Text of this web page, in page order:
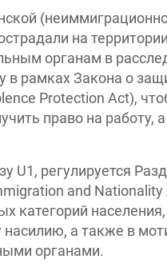
на
органам в
в рамках Закона о
Protection Act),
право на работу,
U1, регулируется
and Nationality
категорий
а также в
органами.